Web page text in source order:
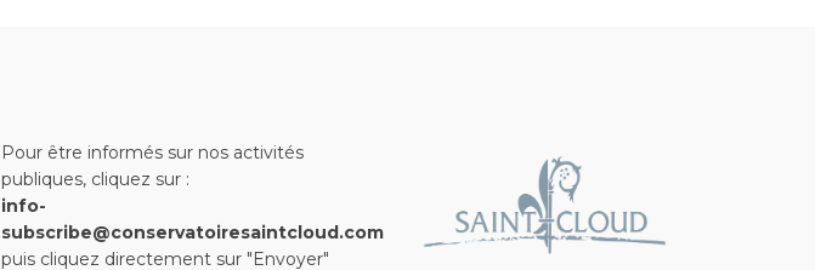
Pour être informés sur nos activités
publiques, cliquez sur :
info-
subscribe@conservatoiresaintcloud.com
puis cliquez directement sur "Envoyer"